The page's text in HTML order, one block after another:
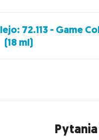
72.113 - Game
(18 ml)